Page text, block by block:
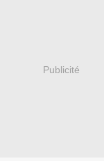
Publicité